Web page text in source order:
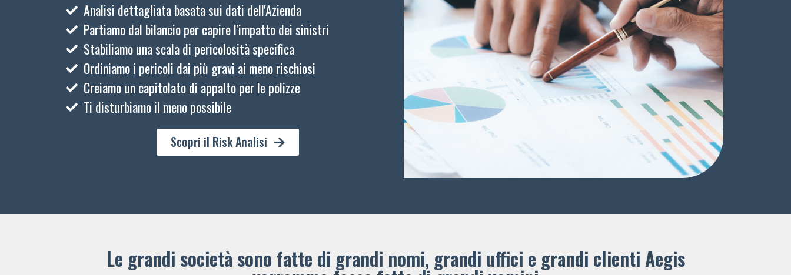
Analisi dettagliata basata sui dati dell'Azienda
Partiamo dal bilancio per capire l'impatto dei sinistri
Stabiliamo una scala di pericolosità specifica
Ordiniamo i pericoli dai più gravi ai meno rischiosi
Creiamo un capitolato di appalto per le polizze
Ti disturbiamo il meno possibile
Scopri il Risk Analisi
Le grandi società sono fatte di grandi nomi, grandi uffici e grandi clienti ​Aegis